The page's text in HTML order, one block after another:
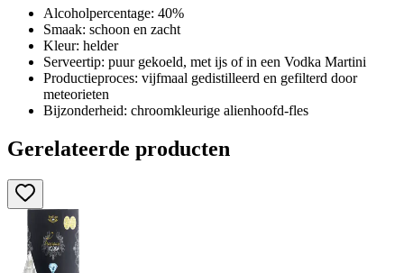
Alcoholpercentage: 40%
Smaak: schoon en zacht
Kleur: helder
Serveertip: puur gekoeld, met ijs of in een Vodka Martini
Productieproces: vijfmaal gedistilleerd en gefilterd door
meteorieten
Bijzonderheid: chroomkleurige alienhoofd-fles
Gerelateerde producten